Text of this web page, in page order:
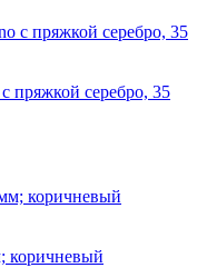
пряжкой серебро, 35
коричневый